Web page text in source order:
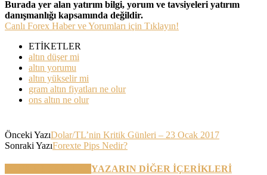
Burada yer alan yatırım bilgi, yorum ve tavsiyeleri yatırım
danışmanlığı kapsamında değildir.
Canlı Forex Haber ve Yorumları için Tıklayın!
ETİKETLER
altın düşer mi
altın yorumu
altın yükselir mi
gram altın fiyatları ne olur
ons altın ne olur
Önceki YazıDolar/TL’nin Kritik Günleri – 23 Ocak 2017
Sonraki YazıForexte Pips Nedir?
YAZARIN DİĞER İÇERİKLERİ